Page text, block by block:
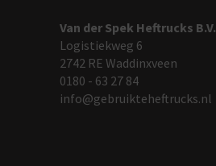
Van der Spek Heftrucks B.V.
Logistiekweg 6
2742 RE Waddinxveen
0180 - 63 27 84
info@gebruikteheftrucks.nl